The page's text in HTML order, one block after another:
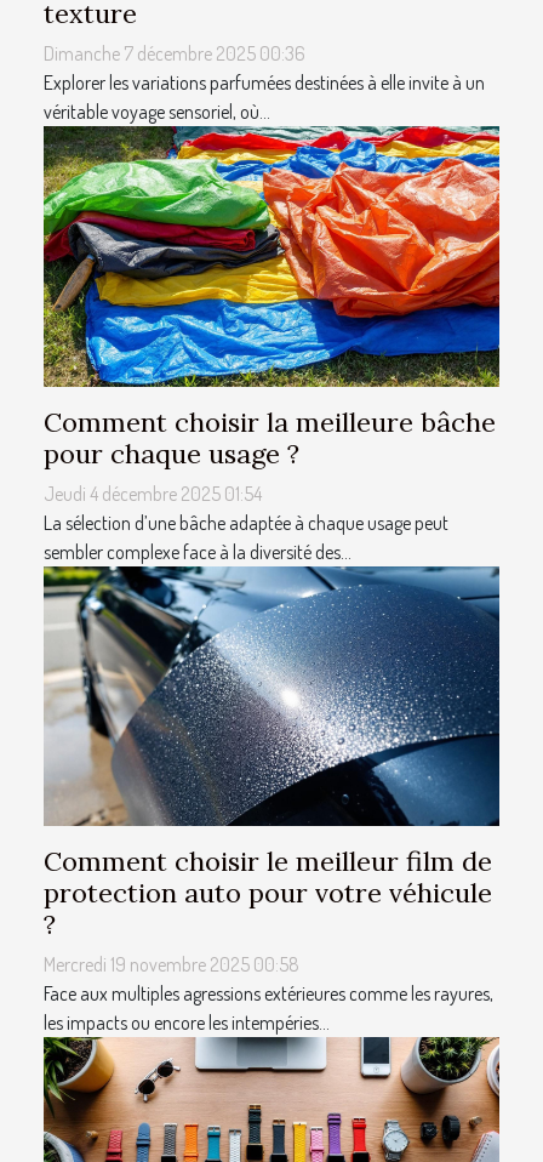
texture
Dimanche 7 décembre 2025 00:36
Explorer les variations parfumées destinées à elle invite à un
véritable voyage sensoriel, où...
Comment choisir la meilleure bâche
pour chaque usage ?
Jeudi 4 décembre 2025 01:54
La sélection d’une bâche adaptée à chaque usage peut
sembler complexe face à la diversité des...
Comment choisir le meilleur film de
protection auto pour votre véhicule
?
Mercredi 19 novembre 2025 00:58
Face aux multiples agressions extérieures comme les rayures,
les impacts ou encore les intempéries...